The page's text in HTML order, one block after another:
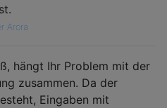
Arora
hängt Ihr Problem mit der
zusammen. Da der
Eingaben mit